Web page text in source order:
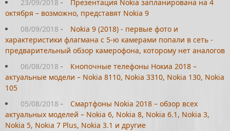
23/09/2018 -
Презентация Nokia запланирована на 4
октября – возможно, представят Nokia 9
08/09/2018 -
Nokia 9 (2018) - первые фото и
характеристики флагмана с 5-ю камерами попали в сеть -
предварительный обзор камерофона, которому нет аналогов
06/08/2018 -
Кнопочные телефоны Нокиа 2018 –
актуальные модели – Nokia 8110, Nokia 3310, Nokia 130, Nokia
105
05/08/2018 -
Смартфоны Nokia 2018 – обзор всех
актуальных моделей – Nokia 6, Nokia 8, Nokia 6.1, Nokia 3,
Nokia 5, Nokia 7 Plus, Nokia 3.1 и другие